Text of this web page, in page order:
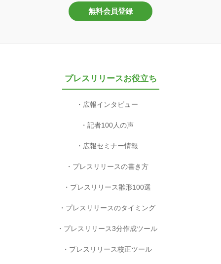
無料会員登録
プレスリリースお役立ち
広報インタビュー
記者100人の声
広報セミナー情報
プレスリリースの書き方
プレスリリース雛形100選
プレスリリースのタイミング
プレスリリース3分作成ツール
プレスリリース校正ツール